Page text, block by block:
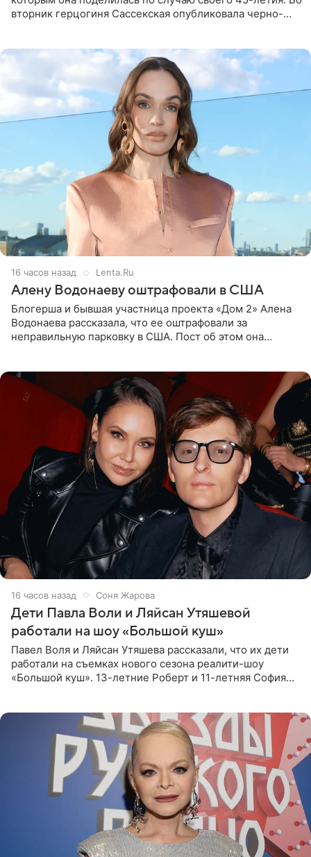
вторник герцогиня Сассекская опубликовала черно-
16 часов назад Lenta.Ru
Алену Водонаеву оштрафовали в США
Блогерша и бывшая участница проекта «Дом 2» Алена
Водонаева рассказала, что ее оштрафовали за
неправильную парковку в США. Пост об этом она
16 часов назад Соня Жарова
Дети Павла Воли и Ляйсан Утяшевой
работали на шоу «Большой куш»
Павел Воля и Ляйсан Утяшева рассказали, что их дети
работали на съемках нового сезона реалити-шоу
«Большой куш». 13-летние Роберт и 11-летняя София